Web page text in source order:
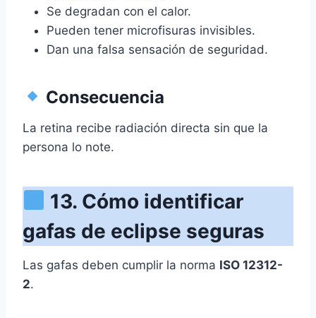
Se degradan con el calor.
Pueden tener microfisuras invisibles.
Dan una falsa sensación de seguridad.
Consecuencia
La retina recibe radiación directa sin que la
persona lo note.
13. Cómo identificar
gafas de eclipse seguras
Las gafas deben cumplir la norma ISO 12312-
2.